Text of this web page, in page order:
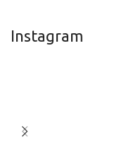
Instagram